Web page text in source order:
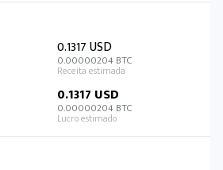
0.1317 USD
0.00000204 BTC
0.1317 USD
0.00000204 BTC